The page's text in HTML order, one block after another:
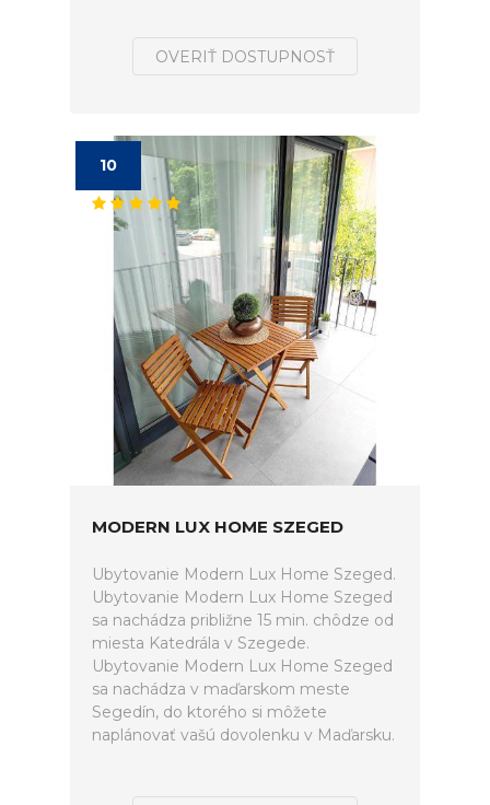
OVERIŤ DOSTUPNOSŤ
10
MODERN LUX HOME SZEGED
Ubytovanie Modern Lux Home Szeged.
Ubytovanie Modern Lux Home Szeged
sa nachádza približne 15 min. chôdze od
miesta Katedrála v Szegede.
Ubytovanie Modern Lux Home Szeged
sa nachádza v maďarskom meste
Segedín, do ktorého si môžete
naplánovať vašú dovolenku v Maďarsku.